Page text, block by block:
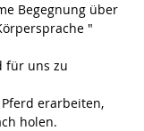
"
für uns zu
erarbeiten,
holen.